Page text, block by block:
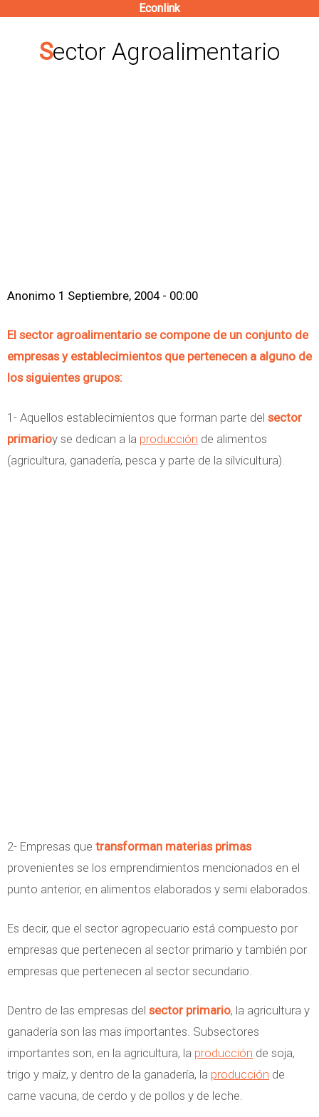
contenido
Econlink
Sector Agroalimentario
Anonimo 1 Septiembre, 2004 - 00:00
El sector agroalimentario se compone de un conjunto de
empresas y establecimientos que pertenecen a alguno de
los siguientes grupos:
1- Aquellos establecimientos que forman parte del sector
primarioy se dedican a la producción de alimentos
(agricultura, ganadería, pesca y parte de la silvicultura).
2- Empresas que transforman materias primas
provenientes se los emprendimientos mencionados en el
punto anterior, en alimentos elaborados y semi elaborados.
Es decir, que el sector agropecuario está compuesto por
empresas que pertenecen al sector primario y también por
empresas que pertenecen al sector secundario.
Dentro de las empresas del sector primario, la agricultura y
ganadería son las mas importantes. Subsectores
importantes son, en la agricultura, la producción de soja,
trigo y maíz, y dentro de la ganadería, la producción de
carne vacuna, de cerdo y de pollos y de leche.